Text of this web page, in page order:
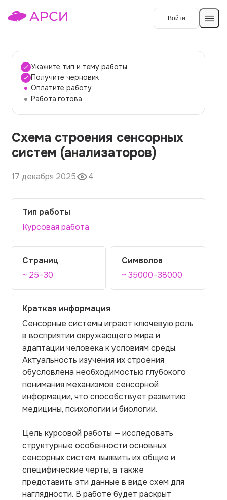
Войти
Темы работ
О сервисе
О компании
Наши гарантии
Порядок оплаты
Вопросы и ответы
Отзывы
Контакты
Укажите тип и тему работы
Получите черновик
Оплатите работу
Работа готова
Схема строения сенсорных
систем (анализаторов)
17 декабря 2025 4
Тип работы
Курсовая работа
Страниц
~ 25–30
Символов
~ 35000–38000
Краткая информация
Сенсорные системы играют ключевую роль
в восприятии окружающего мира и
адаптации человека к условиям среды.
Актуальность изучения их строения
обусловлена необходимостью глубокого
понимания механизмов сенсорной
информации, что способствует развитию
медицины, психологии и биологии.
Цель курсовой работы — исследовать
структурные особенности основных
сенсорных систем, выявить их общие и
специфические черты, а также
представить эти данные в виде схем для
наглядности. В работе будет раскрыт